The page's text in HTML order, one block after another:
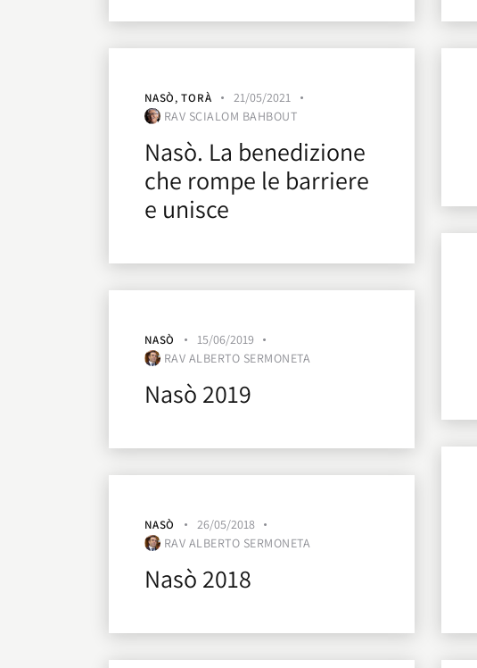
NASÒ,TORÀ
21/05/2021
RAV SCIALOM BAHBOUT
Nasò. La benedizione
che rompe le barriere
e unisce
NASÒ
15/06/2019
RAV ALBERTO SERMONETA
Nasò 2019
NASÒ
26/05/2018
RAV ALBERTO SERMONETA
Nasò 2018